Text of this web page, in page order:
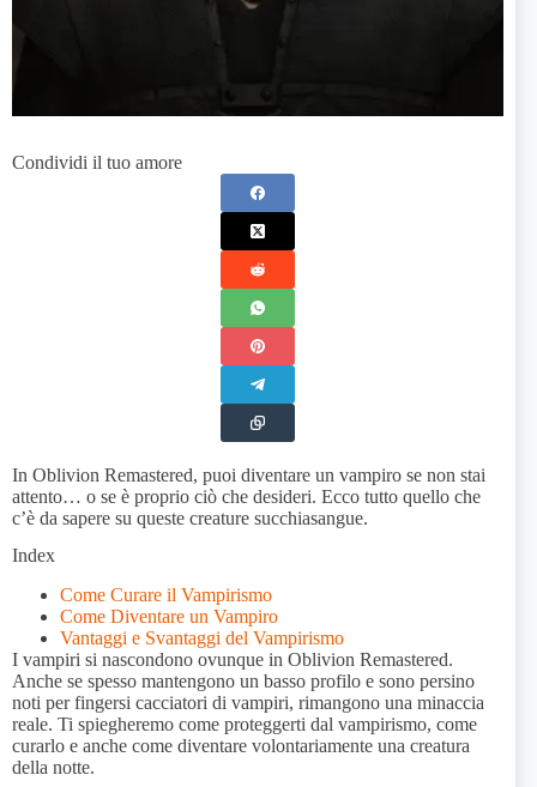
Condividi il tuo amore
In Oblivion Remastered, puoi diventare un vampiro se non stai
attento… o se è proprio ciò che desideri. Ecco tutto quello che
c’è da sapere su queste creature succhiasangue.
Index
Come Curare il Vampirismo
Come Diventare un Vampiro
Vantaggi e Svantaggi del Vampirismo
I vampiri si nascondono ovunque in Oblivion Remastered.
Anche se spesso mantengono un basso profilo e sono persino
noti per fingersi cacciatori di vampiri, rimangono una minaccia
reale. Ti spiegheremo come proteggerti dal vampirismo, come
curarlo e anche come diventare volontariamente una creatura
della notte.